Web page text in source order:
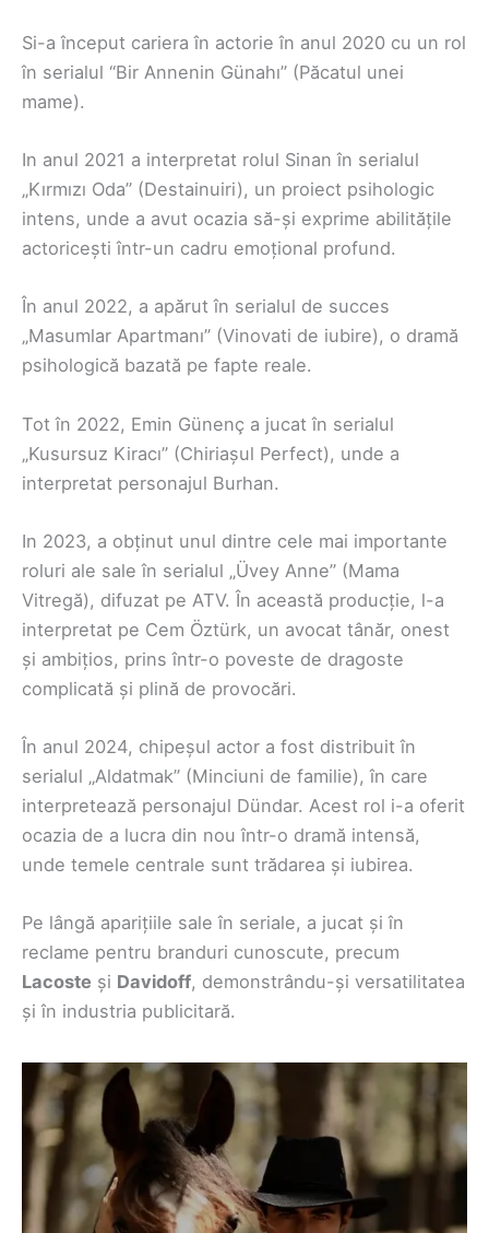
Si-a început cariera în actorie în anul 2020 cu un rol
în serialul “Bir Annenin Günahı” (Păcatul unei
mame).
In anul 2021 a interpretat rolul Sinan în serialul
„Kırmızı Oda” (Destainuiri), un proiect psihologic
intens, unde a avut ocazia să-și exprime abilitățile
actoricești într-un cadru emoțional profund.
În anul 2022, a apărut în serialul de succes
„Masumlar Apartmanı” (Vinovati de iubire), o dramă
psihologică bazată pe fapte reale.
Tot în 2022, Emin Günenç a jucat în serialul
„Kusursuz Kiracı” (Chiriașul Perfect), unde a
interpretat personajul Burhan.
In 2023, a obținut unul dintre cele mai importante
roluri ale sale în serialul „Üvey Anne” (Mama
Vitregă), difuzat pe ATV. În această producție, l-a
interpretat pe Cem Öztürk, un avocat tânăr, onest
și ambițios, prins într-o poveste de dragoste
complicată și plină de provocări.
În anul 2024, chipeșul actor a fost distribuit în
serialul „Aldatmak” (Minciuni de familie), în care
interpretează personajul Dündar. Acest rol i-a oferit
ocazia de a lucra din nou într-o dramă intensă,
unde temele centrale sunt trădarea și iubirea.
Pe lângă aparițiile sale în seriale, a jucat și în
reclame pentru branduri cunoscute, precum
Lacoste și Davidoff, demonstrându-și versatilitatea
și în industria publicitară.